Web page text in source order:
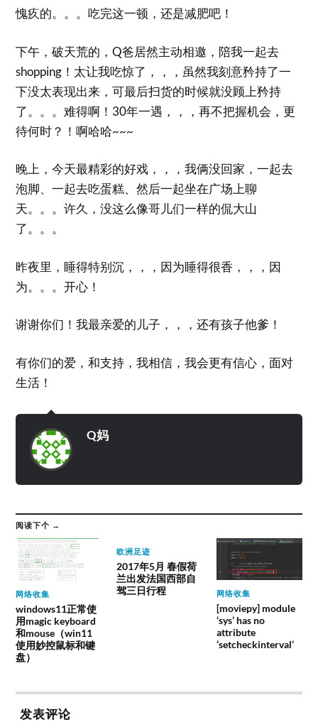
愧疚的。。。吃完这一顿，还是减肥吧！
下午，破天荒的，Q爸居然主动相邀，陪我一起去
shopping！太让我吃惊了，，，虽然我刻意矜持了一
下没太表现出来，可最后扫货的时候就没顾上矜持
了。。。难得啊！30年一遇，，，再不把握机会，更
待何时？！啊哈哈~~~
晚上，今天最精彩的好戏，，，我俩没回家，一起去
泡脚、一起去吃蛋糕、然后一起坐在广场上聊
天。。。许久，没这么像哥儿们一样的侃大山
了。。。
昨夜里，睡得特别沉，，，因为睡得很香，，，因
为。。。开心！
谢谢你们！我最亲爱的儿子，，，还有孩子他爹！
有你们的爱，和支持，我相信，我会更有信心，面对
生活！
Q妈
阅读下个 →
网络收集
windows11正常使
用magic keyboard
和mouse（win11
使用妙控鼠标和键
盘）
欧洲足迹
2017年5月 春假荷
兰出发法国西部自
驾三日行程
网络收集
[moviepy] module
‘sys’ has no
attribute
‘setcheckinterval’
发表评论